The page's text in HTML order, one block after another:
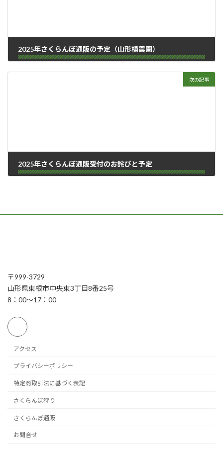
2025年さくらんぼ通販の予定（山形槙農園）
次の記事
2025年さくらんぼ通販受付のお詫びと予定
〒999-3729
山形県東根市中央東3丁目8番25号
8：00～17：00
アクセス
プライバシーポリシー
特定商取引法に基づく表記
さくらんぼ狩り
さくらんぼ通販
お問合せ